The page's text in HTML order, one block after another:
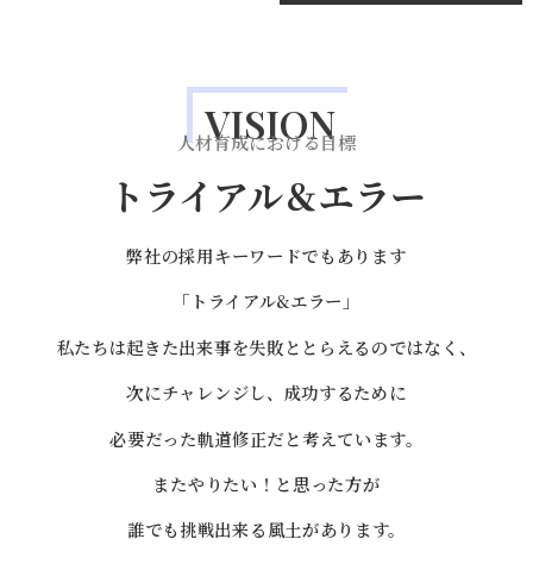
VISION
人材育成における目標
トライアル＆エラー
弊社の採用キーワードでもあります
「トライアル&エラー」
私たちは起きた出来事を失敗ととらえるのではなく、
次にチャレンジし、成功するために
必要だった軌道修正だと考えています。
またやりたい！と思った方が
誰でも挑戦出来る風土があります。